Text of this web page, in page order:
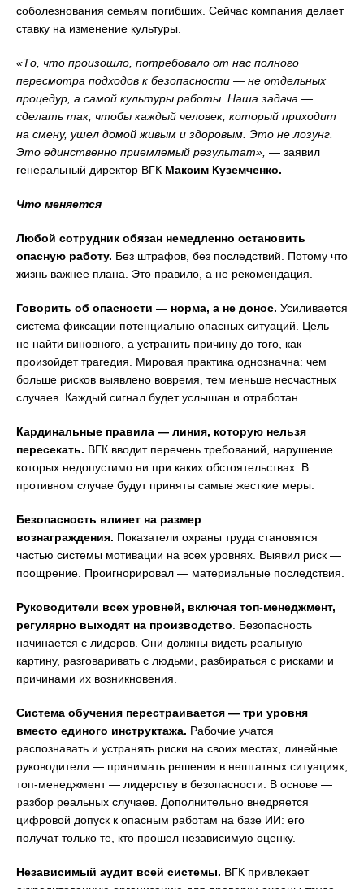
соболезнования семьям погибших. Сейчас компания делает
ставку на изменение культуры.
«То, что произошло, потребовало от нас полного
пересмотра подходов к безопасности — не отдельных
процедур, а самой культуры работы. Наша задача —
сделать так, чтобы каждый человек, который приходит
на смену, ушел домой живым и здоровым. Это не лозунг.
Это единственно приемлемый результат», — заявил
генеральный директор ВГК Максим Куземченко.
Что меняется
Любой сотрудник обязан немедленно остановить
опасную работу. Без штрафов, без последствий. Потому что
жизнь важнее плана. Это правило, а не рекомендация.
Говорить об опасности — норма, а не донос. Усиливается
система фиксации потенциально опасных ситуаций. Цель —
не найти виновного, а устранить причину до того, как
произойдет трагедия. Мировая практика однозначна: чем
больше рисков выявлено вовремя, тем меньше несчастных
случаев. Каждый сигнал будет услышан и отработан.
Кардинальные правила — линия, которую нельзя
пересекать. ВГК вводит перечень требований, нарушение
которых недопустимо ни при каких обстоятельствах. В
противном случае будут приняты самые жесткие меры.
Безопасность влияет на размер
вознаграждения. Показатели охраны труда становятся
частью системы мотивации на всех уровнях. Выявил риск —
поощрение. Проигнорировал — материальные последствия.
Руководители всех уровней, включая топ-менеджмент,
регулярно выходят на производство . Безопасность
начинается с лидеров. Они должны видеть реальную
картину, разговаривать с людьми, разбираться с рисками и
причинами их возникновения.
Система обучения перестраивается — три уровня
вместо единого инструктажа. Рабочие учатся
распознавать и устранять риски на своих местах, линейные
руководители — принимать решения в нештатных ситуациях,
топ-менеджмент — лидерству в безопасности. В основе —
разбор реальных случаев. Дополнительно внедряется
цифровой допуск к опасным работам на базе ИИ: его
получат только те, кто прошел независимую оценку.
Независимый аудит всей системы. ВГК привлекает